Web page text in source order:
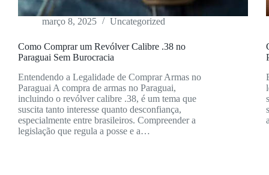
março 8, 2025 Uncategorized
Como Comprar um Revólver Calibre .38 no
Paraguai Sem Burocracia
Entendendo a Legalidade de Comprar Armas no
Paraguai A compra de armas no Paraguai,
incluindo o revólver calibre .38, é um tema que
suscita tanto interesse quanto desconfiança,
especialmente entre brasileiros. Compreender a
legislação que regula a posse e a…